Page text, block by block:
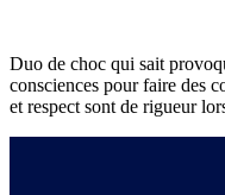
Duo de choc qui sait
consciences pour faire des
et respect sont de rigueur